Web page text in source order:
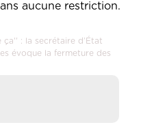
aucune restriction.
ça'' : la secrétaire d’État
évoque la fermeture des